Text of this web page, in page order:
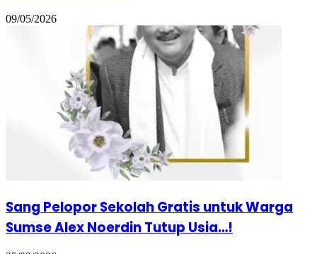
09/05/2026
Sang Pelopor Sekolah Gratis untuk Warga
Sumse Alex Noerdin Tutup Usia…!